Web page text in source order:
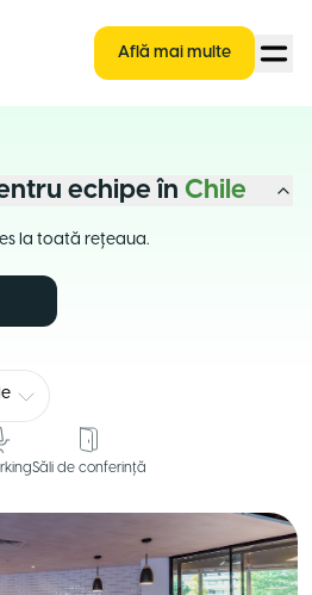
Află mai multe
echipe în Chile
la toată rețeaua.
Săli de conferință